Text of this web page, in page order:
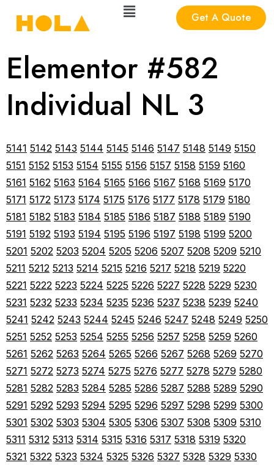
Get A Quote
Elementor #582
Individual NL 3
5141 5142 5143 5144 5145 5146 5147 5148 5149 5150
5151 5152 5153 5154 5155 5156 5157 5158 5159 5160
5161 5162 5163 5164 5165 5166 5167 5168 5169 5170
5171 5172 5173 5174 5175 5176 5177 5178 5179 5180
5181 5182 5183 5184 5185 5186 5187 5188 5189 5190
5191 5192 5193 5194 5195 5196 5197 5198 5199 5200
5201 5202 5203 5204 5205 5206 5207 5208 5209 5210
5211 5212 5213 5214 5215 5216 5217 5218 5219 5220
5221 5222 5223 5224 5225 5226 5227 5228 5229 5230
5231 5232 5233 5234 5235 5236 5237 5238 5239 5240
5241 5242 5243 5244 5245 5246 5247 5248 5249 5250
5251 5252 5253 5254 5255 5256 5257 5258 5259 5260
5261 5262 5263 5264 5265 5266 5267 5268 5269 5270
5271 5272 5273 5274 5275 5276 5277 5278 5279 5280
5281 5282 5283 5284 5285 5286 5287 5288 5289 5290
5291 5292 5293 5294 5295 5296 5297 5298 5299 5300
5301 5302 5303 5304 5305 5306 5307 5308 5309 5310
5311 5312 5313 5314 5315 5316 5317 5318 5319 5320
5321 5322 5323 5324 5325 5326 5327 5328 5329 5330